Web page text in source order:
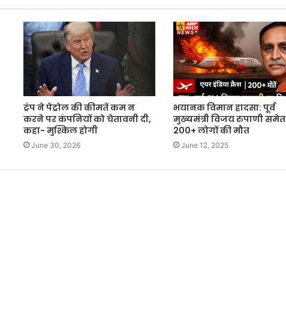
ट्रंप ने पेट्रोल की कीमतें कम न
करने पर कंपनियों को चेतावनी दी,
कहा- मुश्किल होगी
June 30, 2026
भयानक विमान हादसा: पूर्व
मुख्यमंत्री विजय रुपाणी समेत
200+ लोगों की मौत
June 12, 2025